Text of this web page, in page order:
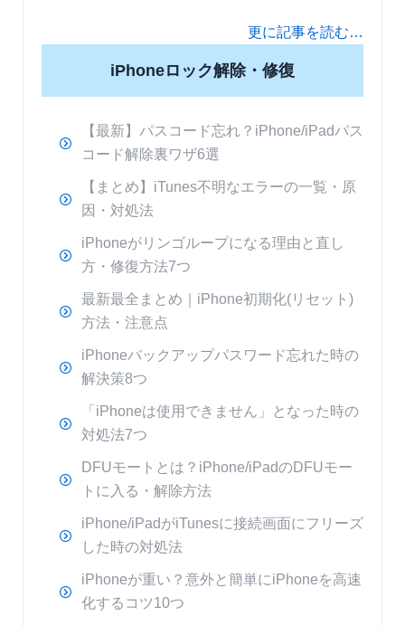
更に記事を読む…
iPhoneロック解除・修復
【最新】パスコード忘れ？iPhone/iPadパス
コード解除裏ワザ6選
【まとめ】iTunes不明なエラーの一覧・原
因・対処法
iPhoneがリンゴループになる理由と直し
方・修復方法7つ
最新最全まとめ｜iPhone初期化(リセット)
方法・注意点
iPhoneバックアップパスワード忘れた時の
解決策8つ
「iPhoneは使用できません」となった時の
対処法7つ
DFUモートとは？iPhone/iPadのDFUモー
トに入る・解除方法
iPhone/iPadがiTunesに接続画面にフリーズ
した時の対処法
iPhoneが重い？意外と簡単にiPhoneを高速
化するコツ10つ